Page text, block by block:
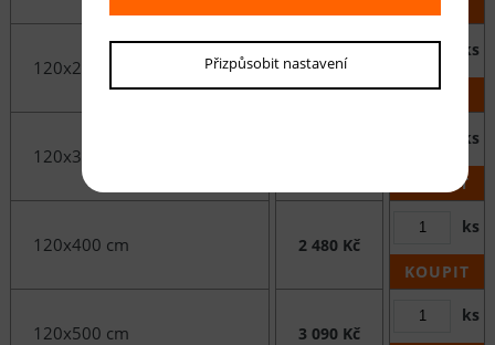
120x250 cm 1 550 Kč
ks
KOUPIT
120x300 cm
ks
KOUPIT
120x400 cm 2 480 Kč
ks
KOUPIT
120x500 cm 3 090 Kč
ks
Přizpůsobit nastavení